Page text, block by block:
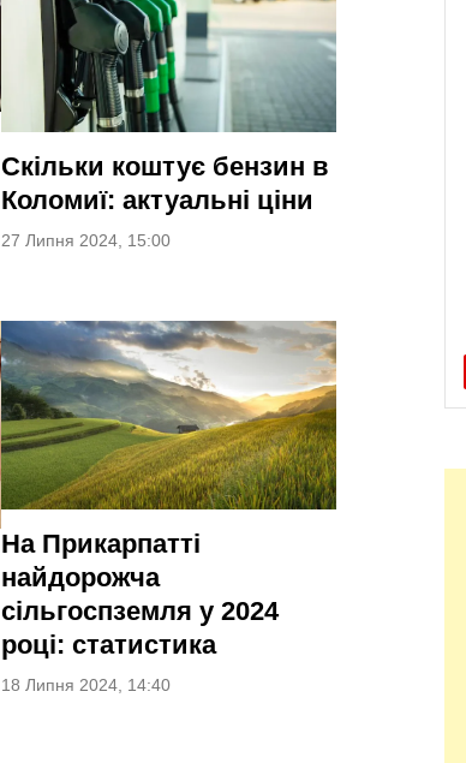
Скільки коштує бензин в
Коломиї: актуальні ціни
27 Липня 2024, 15:00
На Прикарпатті
найдорожча
сільгоспземля у 2024
році: статистика
18 Липня 2024, 14:40